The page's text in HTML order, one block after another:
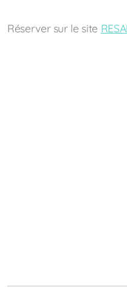
Réserver sur le site